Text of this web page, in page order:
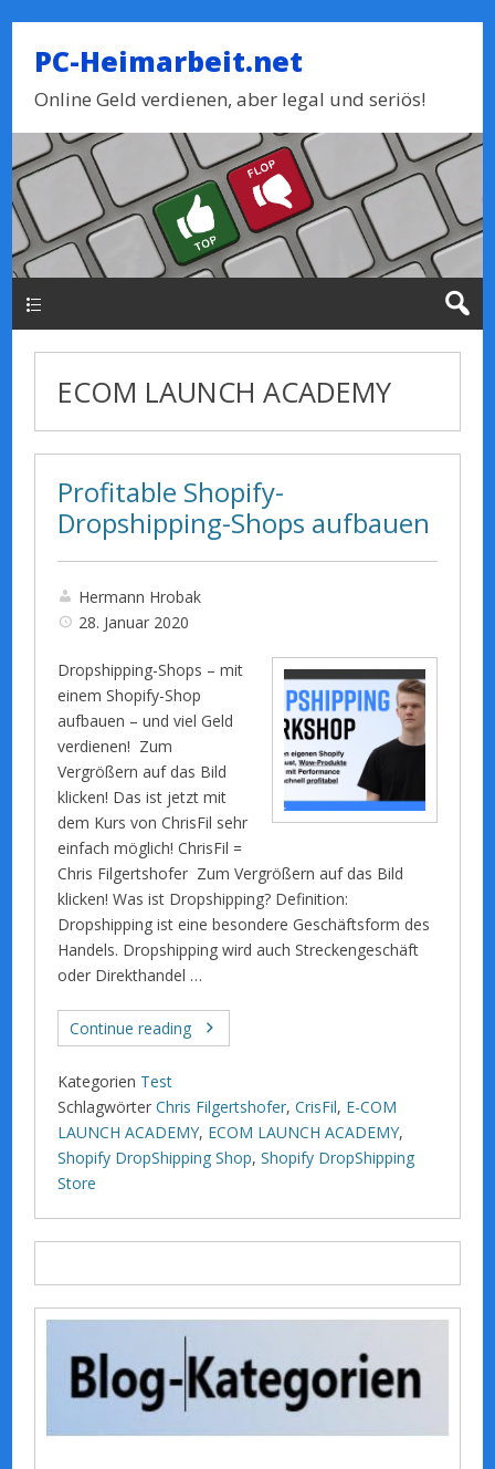
PC-Heimarbeit.net
Online Geld verdienen, aber legal und seriös!
ECOM LAUNCH ACADEMY
Profitable Shopify-
Dropshipping-Shops aufbauen
Hermann Hrobak
28. Januar 2020
Dropshipping-Shops – mit
einem Shopify-Shop
aufbauen – und viel Geld
verdienen! Zum
Vergrößern auf das Bild
klicken! Das ist jetzt mit
dem Kurs von ChrisFil sehr
einfach möglich! ChrisFil =
Chris Filgertshofer Zum Vergrößern auf das Bild
klicken! Was ist Dropshipping? Definition:
Dropshipping ist eine besondere Geschäftsform des
Handels. Dropshipping wird auch Streckengeschäft
oder Direkthandel …
Continue reading
Kategorien Test
Schlagwörter Chris Filgertshofer,CrisFil, E-COM
LAUNCH ACADEMY, ECOM LAUNCH ACADEMY,
Shopify DropShipping Shop,Shopify DropShipping
Store